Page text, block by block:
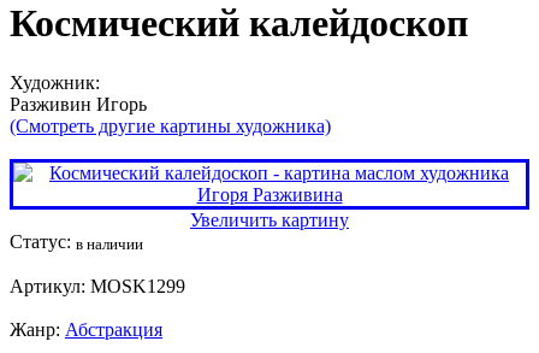
Космический калейдоскоп
Художник:
Разживин Игорь
(Смотреть другие картины художника)
Увеличить картину
Статус: в наличии
Артикул: MOSK1299
Жанр: Абстракция